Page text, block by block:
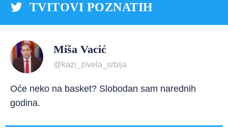
TVITOVI POZNATIH
Miša Vacić
@kazi_zivela_srbija
Oće neko na basket? Slobodan sam narednih
godina.